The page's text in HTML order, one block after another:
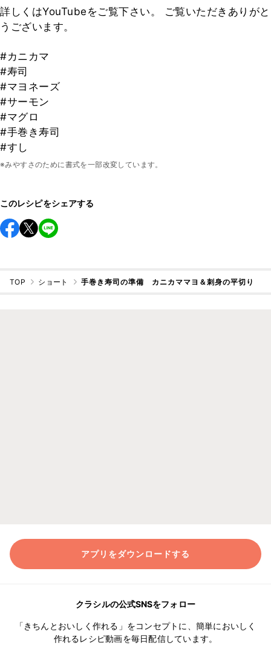
詳しくはYouTubeをご覧下さい。 ご覧いただきありがと
うございます。
#カニカマ
#寿司
#マヨネーズ
#サーモン
#マグロ
#手巻き寿司
#すし
※みやすさのために書式を一部改変しています。
このレシピをシェアする
TOP ショート 手巻き寿司の準備 カニカママヨ＆刺身の平切り
アプリをダウンロードする
クラシルの公式SNSをフォロー
「きちんとおいしく作れる」をコンセプトに、簡単においしく
作れるレシピ動画を毎日配信しています。